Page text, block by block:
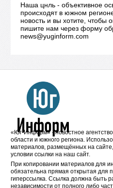
Наша цнль - объективное
происходят в южном
новость и вы хотите, чтобы
пишите нам через форму
news@yuginform.com
«Юг-Информ» - новостное
области и южного региона.
материалов, размещённых на
условии ссылки на наш сайт.
При копировании материалов для
обязательна прямая открытая для
гиперссылка. Ссылка должна быть
независимости от полного либо